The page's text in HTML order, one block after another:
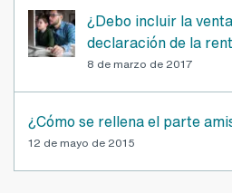
¿Debo incluir la venta
declaración de la
¿Cómo se rellena el parte